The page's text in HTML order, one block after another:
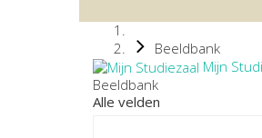
Beeldbank
Mijn
Beeldbank
Alle velden